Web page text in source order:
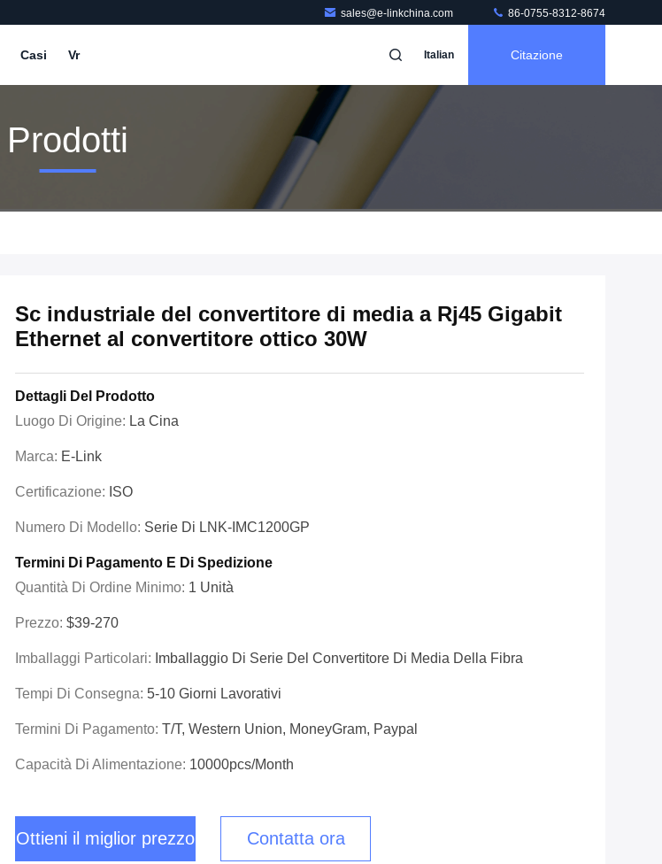
sales@e-linkchina.com 86-0755-8312-8674
Casi Vr Italian Citazione
Prodotti
Sc industriale del convertitore di media a Rj45 Gigabit
Ethernet al convertitore ottico 30W
Dettagli Del Prodotto
Luogo Di Origine: La Cina
Marca: E-Link
Certificazione: ISO
Numero Di Modello: Serie Di LNK-IMC1200GP
Termini Di Pagamento E Di Spedizione
Quantità Di Ordine Minimo: 1 Unità
Prezzo: $39-270
Imballaggi Particolari: Imballaggio Di Serie Del Convertitore Di Media Della Fibra
Tempi Di Consegna: 5-10 Giorni Lavorativi
Termini Di Pagamento: T/T, Western Union, MoneyGram, Paypal
Capacità Di Alimentazione: 10000pcs/Month
Ottieni il miglior prezzo Contatta ora